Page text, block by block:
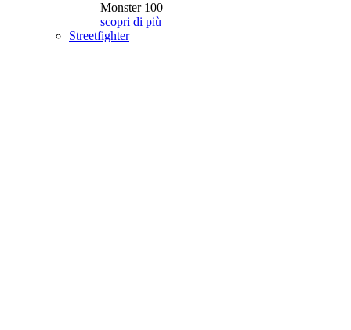
Monster 100
scopri di più
Streetfighter